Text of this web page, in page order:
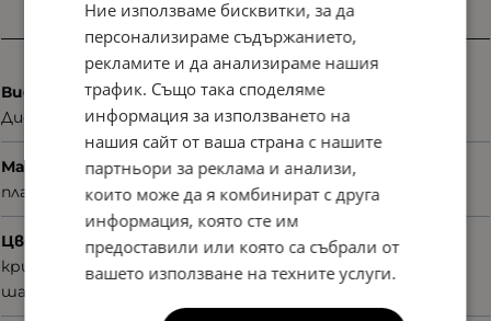
Характеристики
Вид
Диоптрични
Материал
пластмаса
Цвят
кристални елементи
шарен
Ние използваме бисквитки, за да
персонализираме съдържанието,
рекламите и да анализираме нашия
трафик. Също така споделяме
информация за използването на
нашия сайт от ваша страна с нашите
партньори за реклама и анализи,
които може да я комбинират с друга
информация, която сте им
предоставили или която са събрали от
вашето използване на техните услуги.